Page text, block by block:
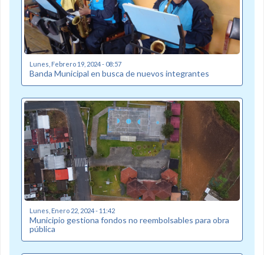
Lunes, Febrero 19, 2024 - 08:57
Banda Municipal en busca de nuevos integrantes
Lunes, Enero 22, 2024 - 11:42
Municipio gestiona fondos no reembolsables para obra
pública